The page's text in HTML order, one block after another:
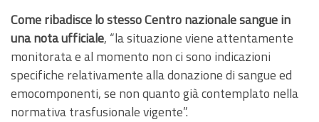
Come ribadisce lo stesso Centro nazionale sangue in
una nota ufficiale, “la situazione viene attentamente
monitorata e al momento non ci sono indicazioni
specifiche relativamente alla donazione di sangue ed
emocomponenti, se non quanto già contemplato nella
normativa trasfusionale vigente”.